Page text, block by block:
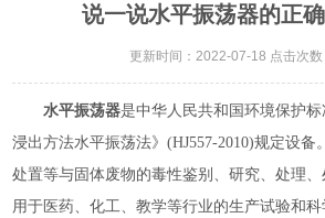
说一说水平振荡器的正
更新时间：2022-07-18 点击次
水平振荡器是中华人民共和国环境保护
浸出方法水平振荡法》(HJ557-2010)规定设备
处置等与固体废物的毒性鉴别、研究、处理
用于医药、化工、教学等行业的生产试验和科